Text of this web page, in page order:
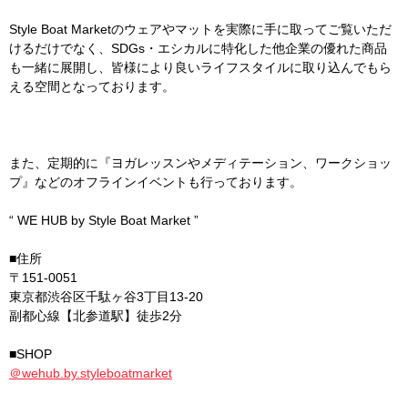
Style Boat Marketのウェアやマットを実際に手に取ってご覧いただ
けるだけでなく、SDGs・エシカルに特化した他企業の優れた商品
も一緒に展開し、皆様により良いライフスタイルに取り込んでもら
える空間となっております。
また、定期的に『ヨガレッスンやメディテーション、ワークショッ
プ』などのオフラインイベントも行っております。
“ WE HUB by Style Boat Market ”
■住所
〒151-0051
東京都渋谷区千駄ヶ谷3丁目13-20
副都心線【北参道駅】徒歩2分
■SHOP
＠wehub.by.styleboatmarket